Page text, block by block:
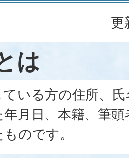
更
は
いる方の住所、
月日、本籍、筆
のです。